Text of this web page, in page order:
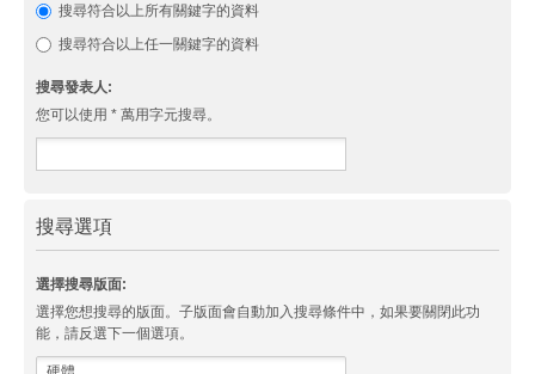
搜尋符合以上所有關鍵字的資料
搜尋符合以上任一關鍵字的資料
搜尋發表人:
您可以使用 * 萬用字元搜尋。
搜尋選項
選擇搜尋版面:
選擇您想搜尋的版面。子版面會自動加入搜尋條件中，如果要關閉此功
能，請反選下一個選項。